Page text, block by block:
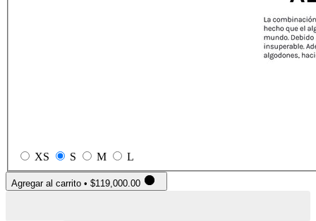
XS S M L
Agregar al carrito • $119,000.00